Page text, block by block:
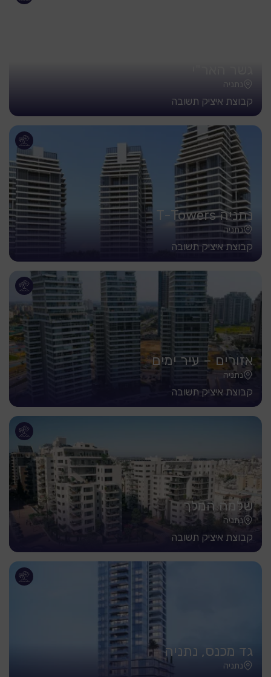
נתניה
קבוצת איציק תשובה
נתניה T-Towers
נתניה
קבוצת איציק תשובה
אזורים – עיר ימים
נתניה
קבוצת איציק תשובה
שלמה המלך
נתניה
קבוצת איציק תשובה
גד מכנס, נתניה
נתניה